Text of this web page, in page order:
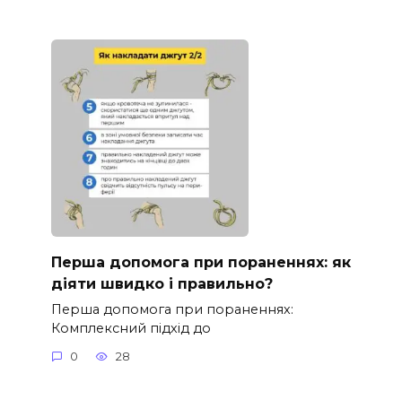
Перша допомога при пораненнях: як
діяти швидко і правильно?
Перша допомога при пораненнях:
Комплексний підхід до
0 28